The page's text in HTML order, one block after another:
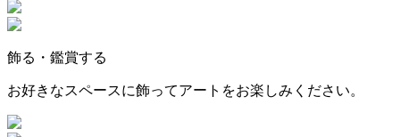
飾る・鑑賞する
お好きなスペースに飾ってアートをお楽しみください。